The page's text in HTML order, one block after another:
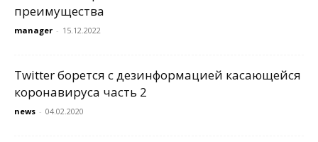
преимущества
manager - 15.12.2022
Twitter борется с дезинформацией касающейся
коронавируса часть 2
news - 04.02.2020